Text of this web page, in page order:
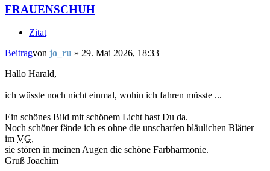
FRAUENSCHUH
Zitat
Beitragvon jo_ru » 29. Mai 2026, 18:33
Hallo Harald,
ich wüsste noch nicht einmal, wohin ich fahren müsste ...
Ein schönes Bild mit schönem Licht hast Du da.
Noch schöner fände ich es ohne die unscharfen bläulichen Blätter
im VG,
sie stören in meinen Augen die schöne Farbharmonie.
Gruß Joachim